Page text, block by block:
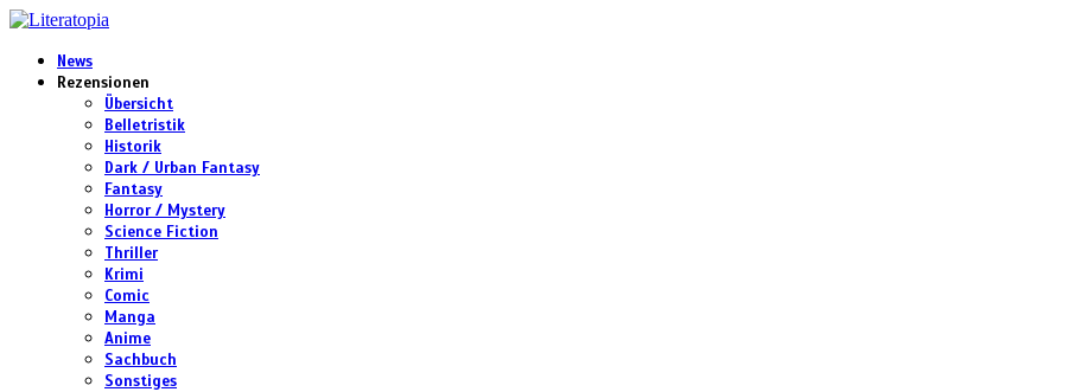
News
Rezensionen
Übersicht
Belletristik
Historik
Dark / Urban Fantasy
Fantasy
Horror / Mystery
Science Fiction
Thriller
Krimi
Comic
Manga
Anime
Sachbuch
Sonstiges